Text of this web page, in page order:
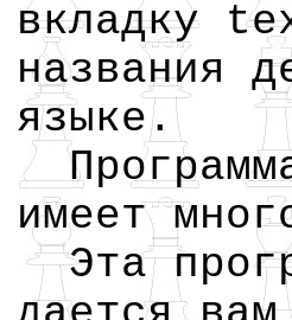
вкладку
названия
языке.
имеет
Эта